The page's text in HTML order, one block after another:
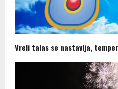
Vreli talas se nastavlja,